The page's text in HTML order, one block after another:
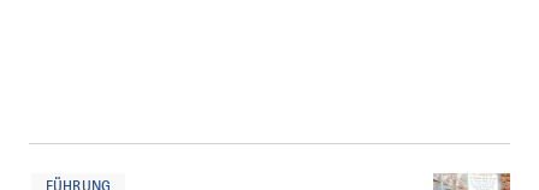
FÜHRUNG